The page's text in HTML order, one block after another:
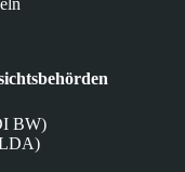
BW)